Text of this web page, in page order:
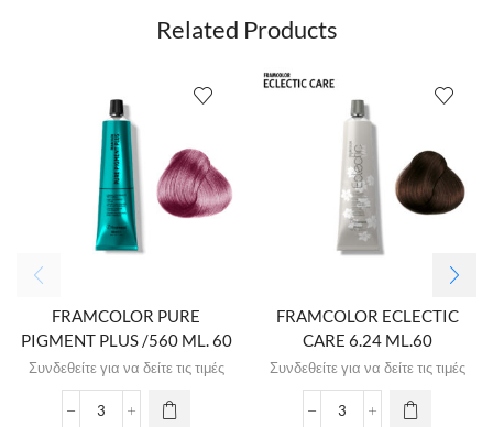
Related Products
FRAMCOLOR PURE
PIGMENT PLUS /560 ML. 60
Συνδεθείτε για να δείτε τις τιμές
FRAMCOLOR ECLECTIC
CARE 6.24 ML.60
Συνδεθείτε για να δείτε τις τιμές